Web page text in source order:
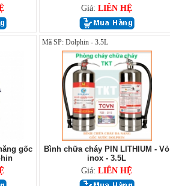
Giá: LIÊN HỆ
gốc
Mã SP: Dolphin - 3.5L
Bình chữa cháy PIN LITHIUM - Vỏ
inox - 3.5L
Giá: LIÊN HỆ